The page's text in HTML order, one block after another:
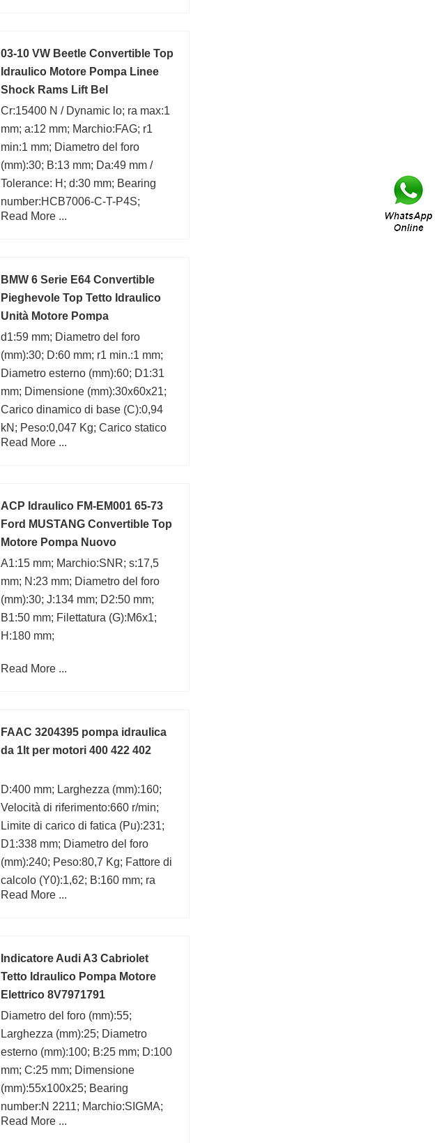
03-10 VW Beetle Convertible Top
Idraulico Motore Pompa Linee
Shock Rams Lift Bel
Cr:15400 N / Dynamic lo; ra max:1
mm; a:12 mm; Marchio:FAG; r1
min:1 mm; Diametro del foro
(mm):30; B:13 mm; Da:49 mm /
Tolerance: H; d:30 mm; Bearing
number:HCB7006-C-T-P4S;
Read More ...
BMW 6 Serie E64 Convertible
Pieghevole Top Tetto Idraulico
Unità Motore Pompa
d1:59 mm; Diametro del foro
(mm):30; D:60 mm; r1 min.:1 mm;
Diametro esterno (mm):60; D1:31
mm; Dimensione (mm):30x60x21;
Carico dinamico di base (C):0,94
kN; Peso:0,047 Kg; Carico statico
di base (C0):0,755 kN;
Read More ...
ACP Idraulico FM-EM001 65-73
Ford MUSTANG Convertible Top
Motore Pompa Nuovo
A1:15 mm; Marchio:SNR; s:17,5
mm; N:23 mm; Diametro del foro
(mm):30; J:134 mm; D2:50 mm;
B1:50 mm; Filettatura (G):M6x1;
H:180 mm;
Read More ...
FAAC 3204395 pompa idraulica
da 1lt per motori 400 422 402
D:400 mm; Larghezza (mm):160;
Velocità di riferimento:660 r/min;
Limite di carico di fatica (Pu):231;
D1:338 mm; Diametro del foro
(mm):240; Peso:80,7 Kg; Fattore di
calcolo (Y0):1,62; B:160 mm; ra
max.:3 mm;
Read More ...
Indicatore Audi A3 Cabriolet
Tetto Idraulico Pompa Motore
Elettrico 8V7971791
Diametro del foro (mm):55;
Larghezza (mm):25; Diametro
esterno (mm):100; B:25 mm; D:100
mm; C:25 mm; Dimensione
(mm):55x100x25; Bearing
number:N 2211; Marchio:SIGMA;
d:55 mm;
Read More ...